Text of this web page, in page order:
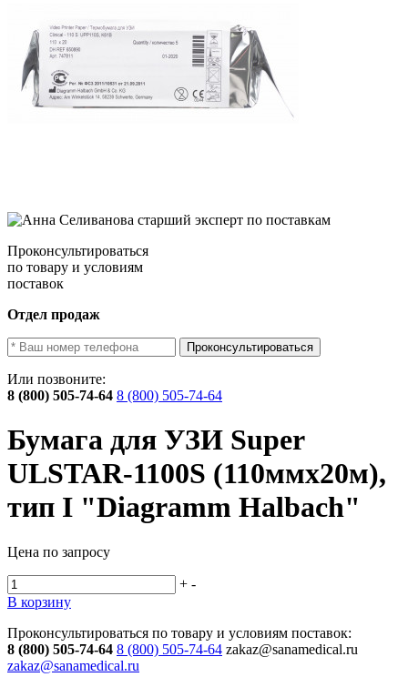
Проконсультироваться
по товару и условиям
поставок
Отдел продаж
Проконсультироваться
Или позвоните:
8 (800) 505-74-64 8 (800) 505-74-64
Бумага для УЗИ Super
ULSTAR-1100S (110ммх20м),
тип I "Diagramm Halbach"
Цена по запросу
+ -
В корзину
Проконсультироваться по товару и условиям поставок:
8 (800) 505-74-64 8 (800) 505-74-64 zakaz@sanamedical.ru
zakaz@sanamedical.ru